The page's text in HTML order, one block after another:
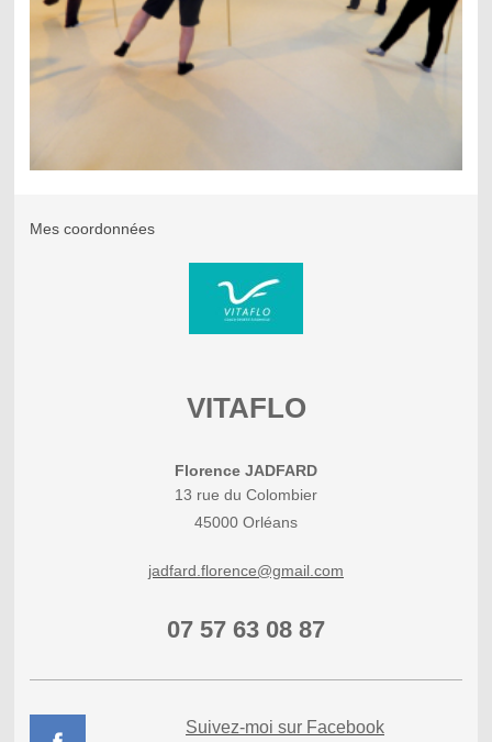
Mes coordonnées
VITAFLO
Florence JADFARD
13 rue du Colombier
45000 Orléans
jadfard.florence@gmail.com
07 57 63 08 87
Suivez-moi sur Facebook